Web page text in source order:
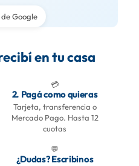
de Google
en tu casa
💳
2. Pagá como quieras
Tarjeta, transferencia o
Mercado Pago. Hasta 12
cuotas
💬
¿Dudas? Escribinos